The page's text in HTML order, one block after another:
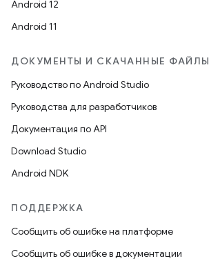
Android 12
Android 11
ДОКУМЕНТЫ И СКАЧАННЫЕ ФАЙЛЫ
Руководство по Android Studio
Руководства для разработчиков
Документация по API
Download Studio
Android NDK
ПОДДЕРЖКА
Сообщить об ошибке на платформе
Сообщить об ошибке в документации